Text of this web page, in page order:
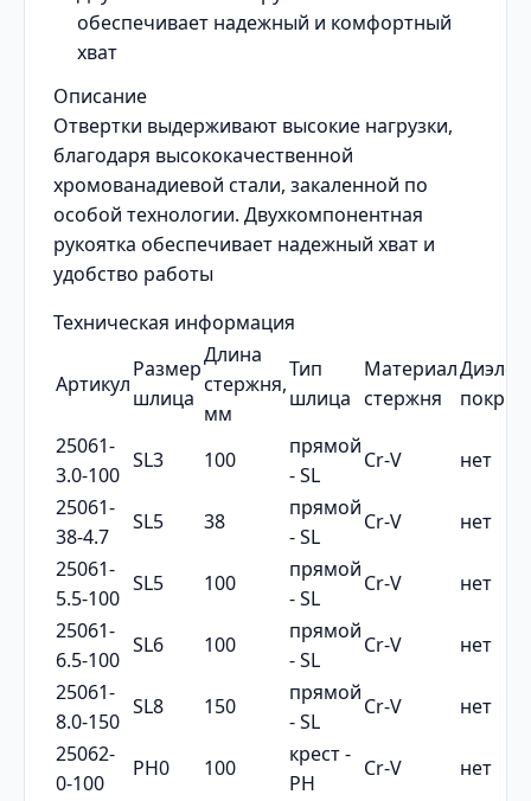
обеспечивает надежный и комфортный
хват
Описание
Отвертки выдерживают высокие нагрузки,
благодаря высококачественной
хромованадиевой стали, закаленной по
особой технологии. Двухкомпонентная
рукоятка обеспечивает надежный хват и
удобство работы
Техническая информация
Артикул
Размер
шлица
Длина
стержня,
мм
Тип
шлица
Материал
стержня
25061-
3.0-100
SL3 100
прямой
- SL
Cr-V
нет
25061-
38-4.7
SL5 38
прямой
- SL
Cr-V
нет
25061-
5.5-100
SL5 100
прямой
- SL
Cr-V
нет
25061-
6.5-100
SL6 100
прямой
- SL
Cr-V
нет
25061-
8.0-150
SL8 150
прямой
- SL
Cr-V
нет
25062-
0-100
PH0 100
крест -
PH
Cr-V
нет